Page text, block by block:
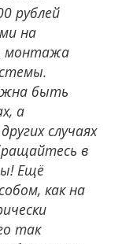
рублей
на
монтажа
быть
а
случаях
в
Ещё
как на
так